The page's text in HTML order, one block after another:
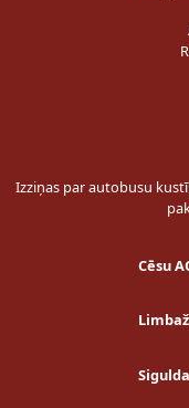
Izziņas par autobusu
Cēsu